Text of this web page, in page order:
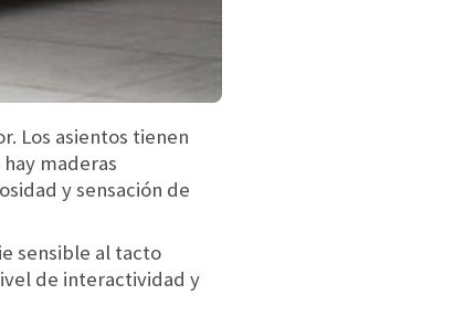
Los asientos tienen
maderas
y sensación de
sensible al tacto
de interactividad y